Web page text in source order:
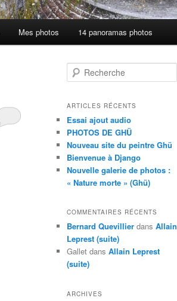
Mes photos 14 panoramas photos
e
h
r
c
h
e
ARTICLES RÉCENTS
Essai ajout audio
PHOTOS DE GHÜ
Nouveau site du peintre Ghü
Bienvenue à Django
Nouvelle galerie de photos :
« Nature morte » (Ghü)
COMMENTAIRES RÉCENTS
Bernard Quevillier dans Allain
Leprest (suite)
Gallet dans Allain Leprest
(suite)
ARCHIVES